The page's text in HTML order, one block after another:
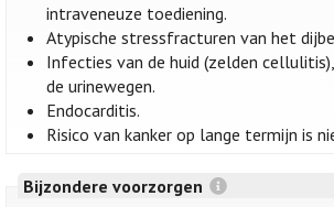
intraveneuze toediening.
Atypische stressfracturen van het
Infecties van de huid (zelden
de urinewegen.
Endocarditis.
Risico van kanker op lange termijn is
Bijzondere voorzorgen